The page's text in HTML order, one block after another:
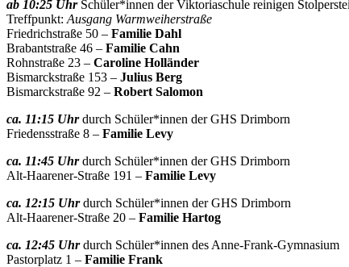
ab 10:25 UhrSchüler*innen der Viktoriaschule reinigen
Treffpunkt: Ausgang Warmweiherstraße
Friedrichstraße 50 – Familie Dahl
Brabantstraße 46 – Familie Cahn
Rohnstraße 23 – Caroline Holländer
Bismarckstraße 153 – Julius Berg
Bismarckstraße 92 – Robert Salomon
ca. 11:15 Uhrdurch Schüler*innen der GHS Drimborn
Friedensstraße 8 – Familie Levy
ca. 11:45 Uhrdurch Schüler*innen der GHS Drimborn
Alt-Haarener-Straße 191 – Familie Levy
ca. 12:15 Uhrdurch Schüler*innen der GHS Drimborn
Alt-Haarener-Straße 20 – Familie Hartog
ca. 12:45 Uhrdurch Schüler*innen des Anne-Frank-Gymnasium
Pastorplatz 1 – Familie Frank